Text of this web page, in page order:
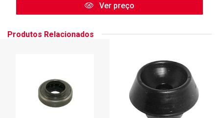
Ver preço
Produtos Relacionados